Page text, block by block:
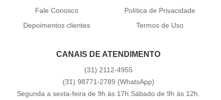
Fale Conosco
Depoimentos clientes
Política de Privacidade
Termos de Uso
CANAIS DE ATENDIMENTO
(31) 2112-4955
(31) 98771-2789 (WhatsApp)
Segunda a sexta-feira de 9h às 17h.Sábado de 9h às 12h.